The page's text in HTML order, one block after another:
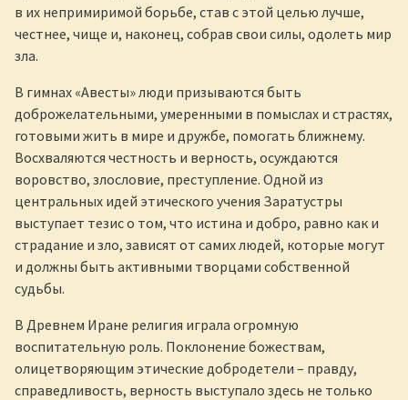
в их непримиримой борьбе, став с этой целью лучше,
честнее, чище и, наконец, собрав свои силы, одолеть мир
зла.
В гимнах «Авесты» люди призываются быть
доброжелательными, умеренными в помыслах и страстях,
готовыми жить в мире и дружбе, помогать ближнему.
Восхваляются честность и верность, осуждаются
воровство, злословие, преступление. Одной из
центральных идей этического учения Заратустры
выступает тезис о том, что истина и добро, равно как и
страдание и зло, зависят от самих людей, которые могут
и должны быть активными творцами собственной
судьбы.
В Древнем Иране религия играла огромную
воспитательную роль. Поклонение божествам,
олицетворяющим этические добродетели – правду,
справедливость, верность выступало здесь не только